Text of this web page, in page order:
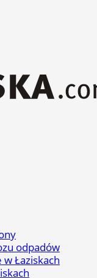
odpadów
Łaziskach